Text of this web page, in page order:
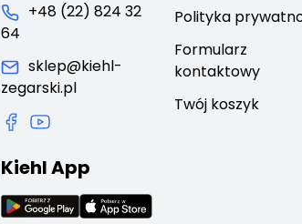
+48 (22) 824 32
64
sklep@kiehl-
zegarski.pl
Kiehl App
Polityka
Formularz
kontaktowy
Twój koszyk